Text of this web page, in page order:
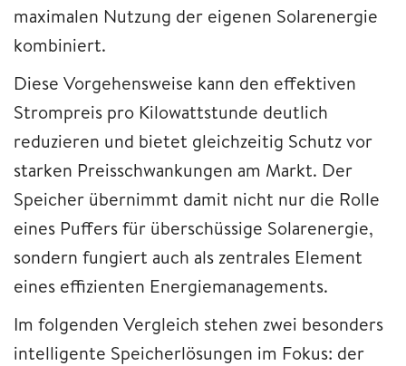
maximalen Nutzung der eigenen Solarenergie
kombiniert.
Diese Vorgehensweise kann den effektiven
Strompreis pro Kilowattstunde deutlich
reduzieren und bietet gleichzeitig Schutz vor
starken Preisschwankungen am Markt. Der
Speicher übernimmt damit nicht nur die Rolle
eines Puffers für überschüssige Solarenergie,
sondern fungiert auch als zentrales Element
eines effizienten Energiemanagements.
Im folgenden Vergleich stehen zwei besonders
intelligente Speicherlösungen im Fokus: der